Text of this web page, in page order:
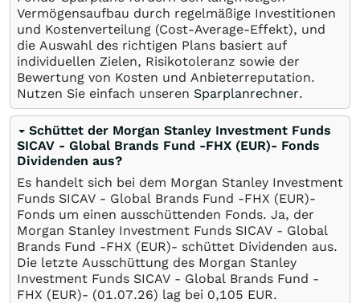
Vermögensaufbau durch regelmäßige Investitionen
und Kostenverteilung (Cost-Average-Effekt), und
die Auswahl des richtigen Plans basiert auf
individuellen Zielen, Risikotoleranz sowie der
Bewertung von Kosten und Anbieterreputation.
Nutzen Sie einfach unseren Sparplanrechner.
Schüttet der Morgan Stanley Investment Funds
SICAV - Global Brands Fund -FHX (EUR)- Fonds
Dividenden aus?
Es handelt sich bei dem Morgan Stanley Investment
Funds SICAV - Global Brands Fund -FHX (EUR)-
Fonds um einen ausschüttenden Fonds. Ja, der
Morgan Stanley Investment Funds SICAV - Global
Brands Fund -FHX (EUR)- schüttet Dividenden aus.
Die letzte Ausschüttung des Morgan Stanley
Investment Funds SICAV - Global Brands Fund -
FHX (EUR)- (01.07.26) lag bei 0,105 EUR.